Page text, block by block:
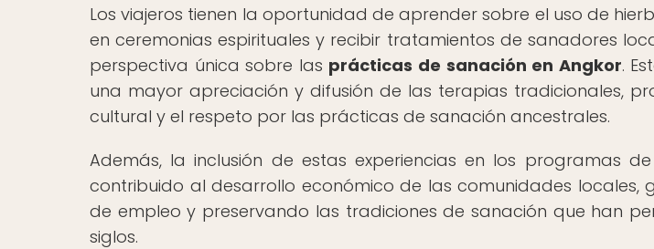
Los viajeros tienen la oportunidad de aprender sobre el uso de
en ceremonias espirituales y recibir tratamientos de sanadores
perspectiva única sobre las prácticas de sanación en Angkor.
una mayor apreciación y difusión de las terapias tradicionales,
cultural y el respeto por las prácticas de sanación ancestrales.
Además, la inclusión de estas experiencias en los programas
contribuido al desarrollo económico de las comunidades locales,
de empleo y preservando las tradiciones de sanación que han
siglos.